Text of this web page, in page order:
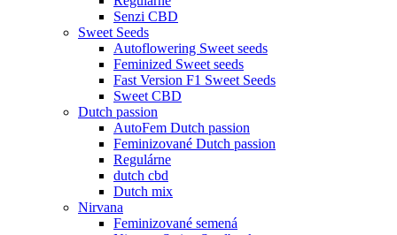
Senzi CBD
Sweet Seeds
Autoflowering Sweet seeds
Feminized Sweet seeds
Fast Version F1 Sweet Seeds
Sweet CBD
Dutch passion
AutoFem Dutch passion
Feminizované Dutch passion
Regulárne
dutch cbd
Dutch mix
Nirvana
Feminizované semená